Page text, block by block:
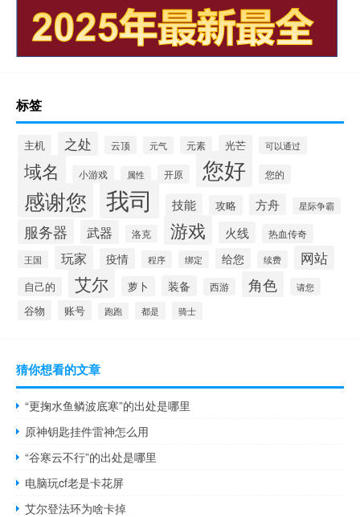
标签
主机 之处 云顶 元气 元素 光芒 可以通过
域名 小游戏 属性 开原 您好 您的
感谢您 我司 技能 攻略 方舟 星际争霸
服务器 武器 洛克 游戏 火线 热血传奇
王国 玩家 疫情 程序 绑定 给您 续费 网站
自己的 艾尔 萝卜 装备 西游 角色 请您
谷物 账号 跑跑 都是 骑士
猜你想看的文章
“更掬水鱼鳞波底寒”的出处是哪里
原神钥匙挂件雷神怎么用
“谷寒云不行”的出处是哪里
电脑玩cf老是卡花屏
艾尔登法环为啥卡掉